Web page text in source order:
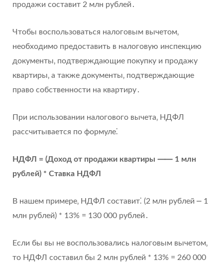
продажи составит 2 млн рублей․
Чтобы воспользоваться налоговым вычетом‚
необходимо предоставить в налоговую инспекцию
документы‚ подтверждающие покупку и продажу
квартиры‚ а также документы‚ подтверждающие
право собственности на квартиру․
При использовании налогового вычета‚ НДФЛ
рассчитывается по формуле⁚
НДФЛ = (Доход от продажи квартиры ⸺ 1 млн
рублей) * Ставка НДФЛ
В нашем примере‚ НДФЛ составит⁚ (2 млн рублей ⎼ 1
млн рублей) * 13% = 130 000 рублей․
Если бы вы не воспользовались налоговым вычетом‚
то НДФЛ составил бы 2 млн рублей * 13% = 260 000